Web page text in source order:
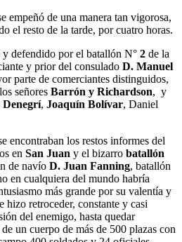
empeñó de una manera tan vigorosa,
el resto de la tarde, por cuatro horas.
defendido por el batallón N° 2 de la
y prior del consulado D. Manuel
parte de comerciantes distinguidos,
señores Barrón y Richardson, y
, Joaquín Bolívar, Daniel
encontraban los restos informes del
en San Juan y el bizarro batallón
de navío D. Juan Fanning, batallón
en cualquiera del mundo habría
más grande por su valentía y
hizo retroceder, constante y casi
del enemigo, hasta quedar
un cuerpo de más de 500 plazas con